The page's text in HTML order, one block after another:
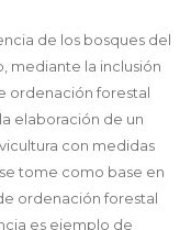
de los bosques del
mediante la inclusión
ordenación forestal
elaboración de un
con medidas
tome como base en
ordenación forestal
es ejemplo de